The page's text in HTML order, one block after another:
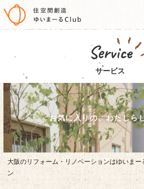
リノベーション・注
のゆいまーるClub
Service
サービス
お気に入りの、わたしら
大阪のリフォーム・リノベーションはゆいまー
ン